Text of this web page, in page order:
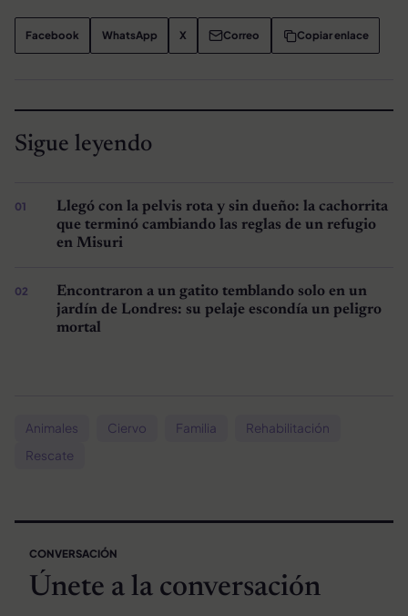
Facebook WhatsApp X Correo Copiar enlace
Sigue leyendo
Llegó con la pelvis rota y sin dueño: la cachorrita
que terminó cambiando las reglas de un refugio
en Misuri
Encontraron a un gatito temblando solo en un
jardín de Londres: su pelaje escondía un peligro
mortal
Animales Ciervo Familia
Rehabilitación
Rescate
CONVERSACIÓN
Únete a la conversación